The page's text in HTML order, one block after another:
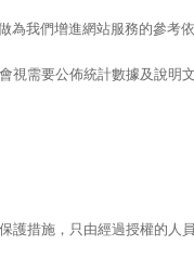
為我們增進網站服務的參考
視需要公佈統計數據及說明
護措施，只由經過授權的人